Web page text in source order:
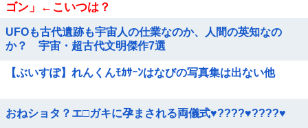
ゴン」←こいつは？
UFOも古代遺跡も宇宙人の仕業なのか、人間の英知なの
か？ 宇宙・超古代文明傑作7選
【ぶいすぽ】れんくんﾓｶｻｰﾝはなびの写真集は出ない他
おねショタ？エ□ガキに孕まされる両儀式♥️????♥️????♥️